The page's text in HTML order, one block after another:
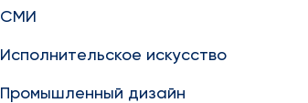
СМИ
Исполнительское искусство
Промышленный дизайн